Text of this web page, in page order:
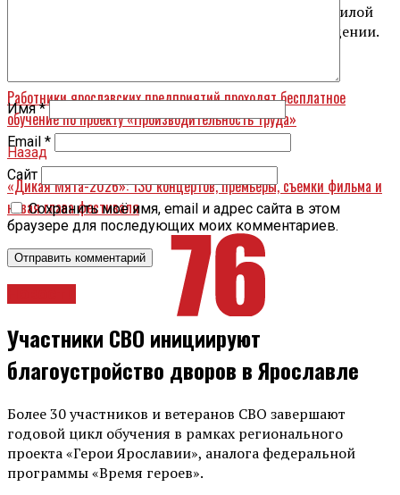
Мотив преступления — личная неприязнь к пожилой
соседке, завязавшаяся на денежном вознаграждении.
Работники ярославских предприятий проходят бесплатное
обучение по проекту «Производительность труда»
Назад
«Дикая Мята-2026»: 130 концертов, премьеры, съемки фильма и
новая глава фестиваля
Имя*
Email *
Сайт
Сохранить моё имя, email и адрес сайта в этом
браузере для последующих моих комментариев.
Участники СВО инициируют
благоустройство дворов в Ярославле
Более 30 участников и ветеранов СВО завершают
годовой цикл обучения в рамках регионального
проекта «Герои Ярославии», аналога федеральной
программы «Время героев».